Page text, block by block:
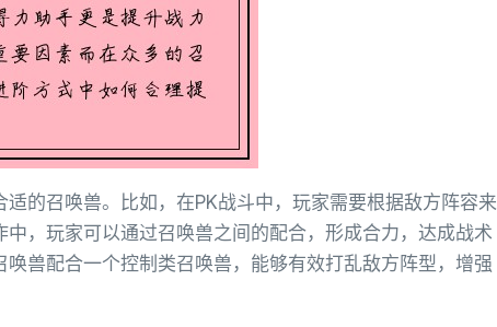
的召唤兽。比如，在PK战斗中，玩家需要根据敌方阵容来
，玩家可以通过召唤兽之间的配合，形成合力，达成战术
唤兽配合一个控制类召唤兽，能够有效打乱敌方阵型，增强